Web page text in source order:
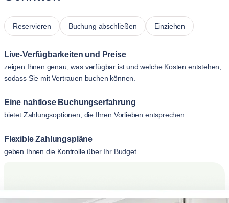
Reservieren Buchung abschließen Einziehen
Live-Verfügbarkeiten und Preise
zeigen Ihnen genau, was verfügbar ist und welche Kosten entstehen,
sodass Sie mit Vertrauen buchen können.
Eine nahtlose Buchungserfahrung
bietet Zahlungsoptionen, die Ihren Vorlieben entsprechen.
Flexible Zahlungspläne
geben Ihnen die Kontrolle über Ihr Budget.